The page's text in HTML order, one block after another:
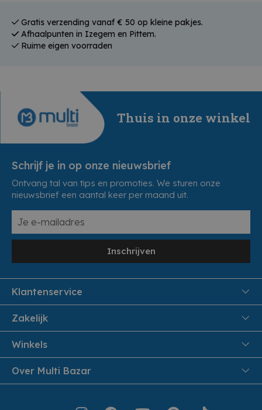
Gratis verzending vanaf € 50 op kleine pakjes.
Afhaalpunten in Izegem en Pittem.
Ruime eigen voorraden
Thuis in onze winkel
Schrijf je in op onze nieuwsbrief
Ontvang tal van tips en promoties. We sturen onze
nieuwsbrief een aantal keer per maand uit.
Inschrijven
Klantenservice
FAQ
Veiligheid en Privacy
Leveren aan huis
Zakelijk
Samenwoonactie
B2B
Winkels
Pittem
Izegem
Over Multi Bazar
Over Multi Bazar